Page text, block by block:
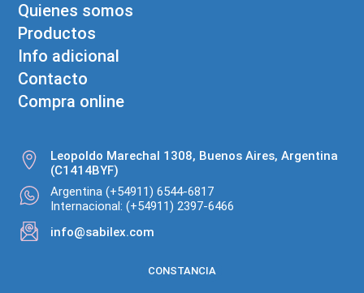
Quienes somos
Productos
Info adicional
Contacto
Compra online
Leopoldo Marechal 1308, Buenos Aires, Argentina
(C1414BYF)
Argentina (+54911) 6544-6817
Internacional: (+54911) 2397-6466
info@sabilex.com
CONSTANCIA